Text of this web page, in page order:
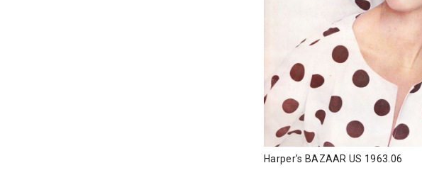
Harper's BAZAAR US 1963.06